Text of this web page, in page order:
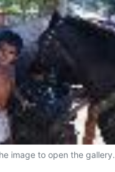
image to open the gallery.